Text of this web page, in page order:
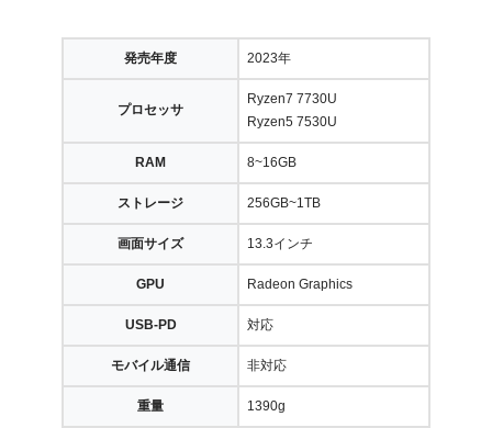
発売年度 2023年
プロセッサ
Ryzen7 7730U
Ryzen5 7530U
RAM 8~16GB
ストレージ 256GB~1TB
画面サイズ 13.3インチ
GPU Radeon Graphics
USB-PD 対応
モバイル通信 非対応
重量 1390g